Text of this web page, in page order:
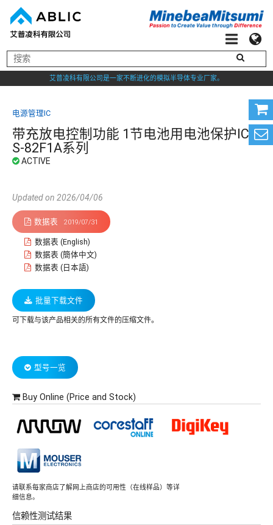
艾普凌科有限公司是一家不断进化的模拟半导体专业厂家。
电源管理IC
带充放电控制功能 1节电池用电池保护IC
S-82F1A系列
Updated on 2026/04/06
数据表 2019/07/31
数据表 (English)
数据表 (簡体中文)
数据表 (日本語)
批量下载文件
可下载与该产品相关的所有文件的压缩文件。
型号一览
Buy Online (Price and Stock)
请联系每家商店了解网上商店的可用性（在线样品）等详
细信息。
信赖性测试结果